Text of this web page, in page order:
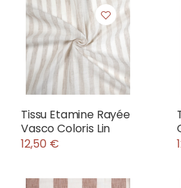
Tissu Etamine Rayée
Vasco Coloris Lin
12,50 €